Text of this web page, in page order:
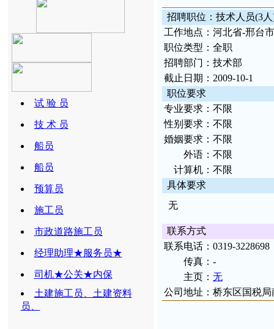
试 验 员
技 术 员
船员
船员
预算员
施工员
市政道路施工员
经理助理★服务员★
司机★公关★内保
土建施工员、土建资料
员、
招聘职位 ： 技术人员(3
工作地点： 河北省-邢台
职位类型： 全职
招聘部门： 技术部
截止日 期： 2009-10-1
职位要求
专业要求： 不限
性别要求： 不限
婚姻要求： 不限
外语： 不限
计算机： 不限
具体要求
无
联系方式
联系电话： 0319-3228698
传真： -
主页： 无
公司地址 ： 桥东区国税局